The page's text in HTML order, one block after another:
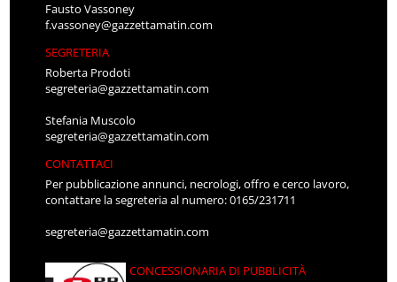
Fausto Vassoney
f.vassoney@gazzettamatin.com
SEGRETERIA
Roberta Prodoti
segreteria@gazzettamatin.com
Stefania Muscolo
segreteria@gazzettamatin.com
CONTATTACI
Per pubblicazione annunci, necrologi, offro e cerco lavoro,
contattare la segreteria al numero: 0165/231711
segreteria@gazzettamatin.com
CONCESSIONARIA DI PUBBLICITÀ